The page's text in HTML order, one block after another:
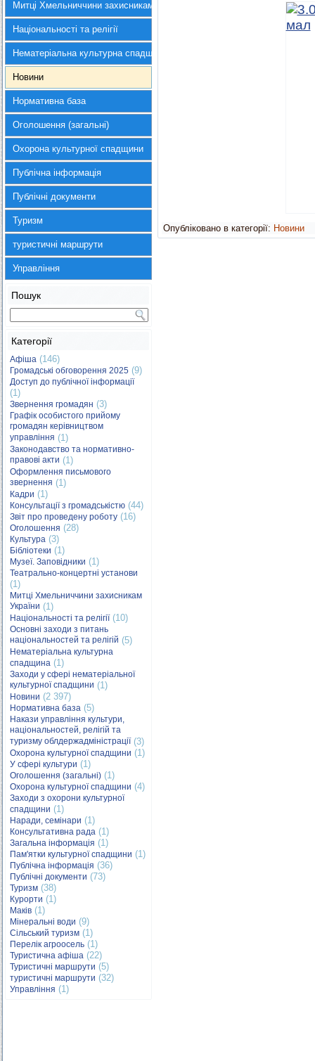
Митці Хмельниччини захисникам України
Національності та релігії
Нематеріальна культурна спадщина
Новини
Нормативна база
Оголошення (загальні)
Охорона культурної спадщини
Публічна інформація
Публічні документи
Туризм
туристичні маршрути
Управління
Пошук
Категорії
Афіша (146)
Громадські обговорення 2025 (9)
Доступ до публічної інформації
(1)
Звернення громадян (3)
Графік особистого прийому
громадян керівництвом
управління (1)
Законодавство та нормативно-
правові акти (1)
Оформлення письмового
звернення (1)
Кадри (1)
Консультації з громадськістю (44)
Звіт про проведену роботу (16)
Оголошення (28)
Культура (3)
Бібліотеки (1)
Музеї. Заповідники (1)
Театрально-концертні установи
(1)
Митці Хмельниччини захисникам
України (1)
Національності та релігії(10)
Основні заходи з питань
національностей та релігій (5)
Нематеріальна культурна
спадщина (1)
Заходи у сфері нематеріальної
культурної спадщини (1)
Новини (2 397)
Нормативна база (5)
Накази управління культури,
національностей, релігій та
туризму облдержадміністрації(3)
Охорона культурної спадщини (1)
У сфері культури (1)
Оголошення (загальні) (1)
Охорона культурної спадщини (4)
Заходи з охорони культурної
спадщини (1)
Наради, семінари (1)
Консультативна рада (1)
Загальна інформація (1)
Пам'ятки культурної спадщини (1)
Публічна інформація (36)
Публічні документи (73)
Туризм (38)
Курорти (1)
Маків (1)
Мінеральні води (9)
Сільський туризм (1)
Перелік агроосель (1)
Туристична афіша (22)
Туристичні маршрути (5)
туристичні маршрути (32)
Управління (1)
Опубліковано в категорії: Новини